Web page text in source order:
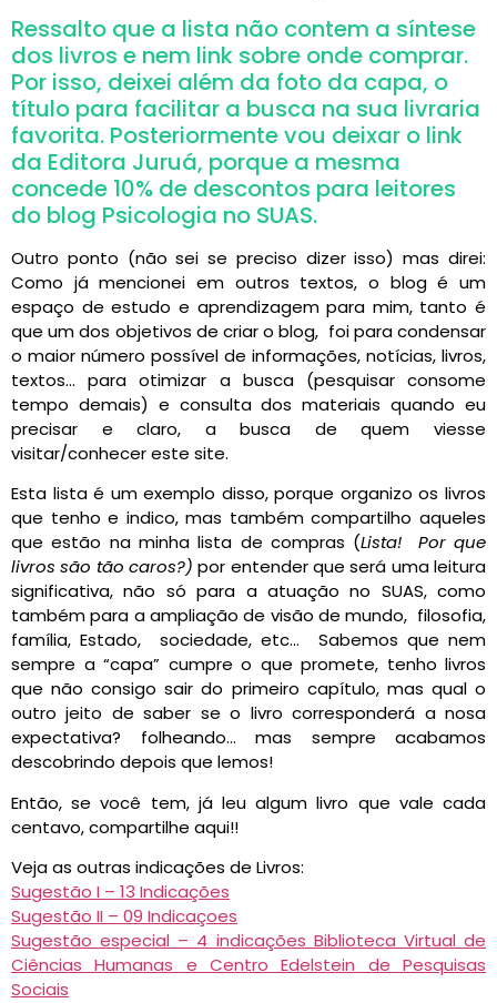
Ressalto que a lista não contem a síntese
dos livros e nem link sobre onde comprar.
Por isso, deixei além da foto da capa, o
título para facilitar a busca na sua livraria
favorita. Posteriormente vou deixar o link
da Editora Juruá, porque a mesma
concede 10% de descontos para leitores
do blog Psicologia no SUAS.
Outro ponto (não sei se preciso dizer isso) mas direi:
Como já mencionei em outros textos, o blog é um
espaço de estudo e aprendizagem para mim, tanto é
que um dos objetivos de criar o blog, foi para condensar
o maior número possível de informações, notícias, livros,
textos… para otimizar a busca (pesquisar consome
tempo demais) e consulta dos materiais quando eu
precisar e claro, a busca de quem viesse
visitar/conhecer este site.
Esta lista é um exemplo disso, porque organizo os livros
que tenho e indico, mas também compartilho aqueles
que estão na minha lista de compras (Lista! Por que
livros são tão caros?) por entender que será uma leitura
significativa, não só para a atuação no SUAS, como
também para a ampliação de visão de mundo, filosofia,
família, Estado, sociedade, etc… Sabemos que nem
sempre a “capa” cumpre o que promete, tenho livros
que não consigo sair do primeiro capítulo, mas qual o
outro jeito de saber se o livro corresponderá a nosa
expectativa? folheando… mas sempre acabamos
descobrindo depois que lemos!
Então, se você tem, já leu algum livro que vale cada
centavo, compartilhe aqui!!
Veja as outras indicações de Livros:
Sugestão I – 13 Indicações
Sugestão II – 09 Indicaçoes
Sugestão especial – 4 indicações Biblioteca Virtual de
Ciências Humanas e Centro Edelstein de Pesquisas
Sociais